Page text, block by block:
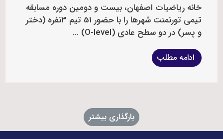
خانه رياضيات اصفهان، بیست و دومین دوره مسابقه
تيمي تورنمنت شهرها را با حضور 51 تيم 3نفره (دختر
و پسر) در دو سطح عادي (O-level) ...
ادامه مطلب
بارگذاری بیشتر